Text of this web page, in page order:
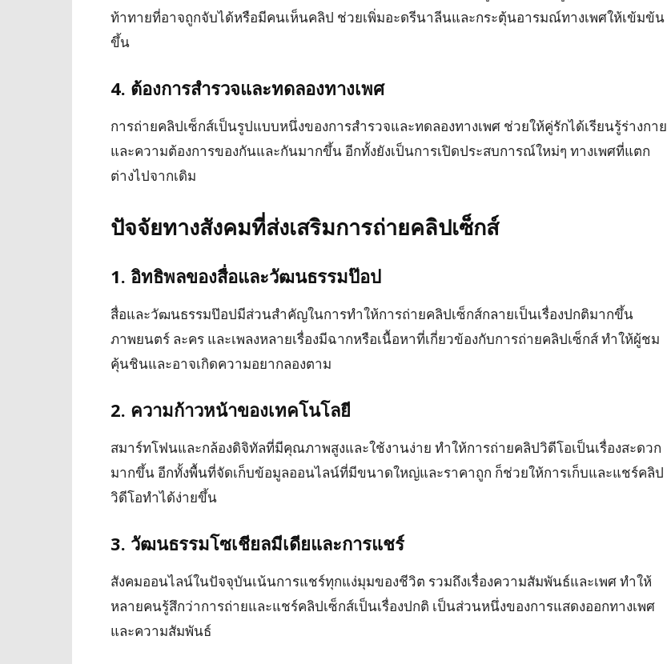
ท้าทายที่อาจถูกจับได้หรือมีคนเห็นคลิป ช่วยเพิ่มอะดรีนาลีนและกระตุ้นอารมณ์ทางเพศให้เข้มข้น
ขึ้น
4. ต้องการสำรวจและทดลองทางเพศ
การถ่ายคลิปเซ็กส์เป็นรูปแบบหนึ่งของการสำรวจและทดลองทางเพศ ช่วยให้คู่รักได้เรียนรู้ร่างกาย
และความต้องการของกันและกันมากขึ้น อีกทั้งยังเป็นการเปิดประสบการณ์ใหม่ๆ ทางเพศที่แตก
ต่างไปจากเดิม
ปัจจัยทางสังคมที่ส่งเสริมการถ่ายคลิปเซ็กส์
1. อิทธิพลของสื่อและวัฒนธรรมป๊อป
สื่อและวัฒนธรรมป๊อปมีส่วนสำคัญในการทำให้การถ่ายคลิปเซ็กส์กลายเป็นเรื่องปกติมากขึ้น
ภาพยนตร์ ละคร และเพลงหลายเรื่องมีฉากหรือเนื้อหาที่เกี่ยวข้องกับการถ่ายคลิปเซ็กส์ ทำให้ผู้ชม
คุ้นชินและอาจเกิดความอยากลองตาม
2. ความก้าวหน้าของเทคโนโลยี
สมาร์ทโฟนและกล้องดิจิทัลที่มีคุณภาพสูงและใช้งานง่าย ทำให้การถ่ายคลิปวิดีโอเป็นเรื่องสะดวก
มากขึ้น อีกทั้งพื้นที่จัดเก็บข้อมูลออนไลน์ที่มีขนาดใหญ่และราคาถูก ก็ช่วยให้การเก็บและแชร์คลิป
วิดีโอทำได้ง่ายขึ้น
3. วัฒนธรรมโซเชียลมีเดียและการแชร์
สังคมออนไลน์ในปัจจุบันเน้นการแชร์ทุกแง่มุมของชีวิต รวมถึงเรื่องความสัมพันธ์และเพศ ทำให้
หลายคนรู้สึกว่าการถ่ายและแชร์คลิปเซ็กส์เป็นเรื่องปกติ เป็นส่วนหนึ่งของการแสดงออกทางเพศ
และความสัมพันธ์